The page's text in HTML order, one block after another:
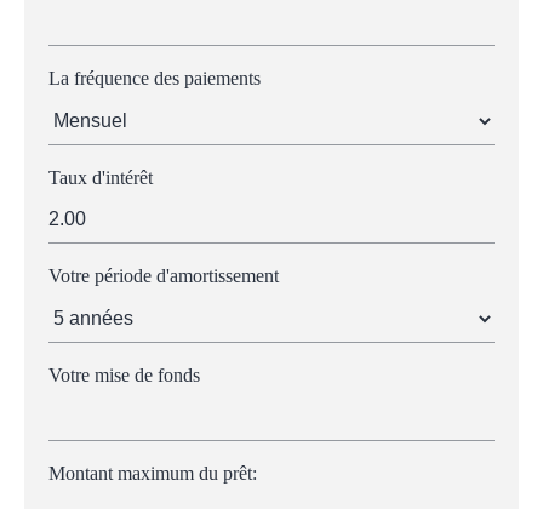
La fréquence des paiements
Taux d'intérêt
Votre période d'amortissement
Votre mise de fonds
Montant maximum du prêt: